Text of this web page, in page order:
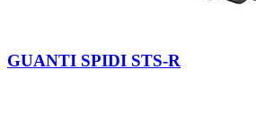
Bianco
GUANTI SPIDI STS-R